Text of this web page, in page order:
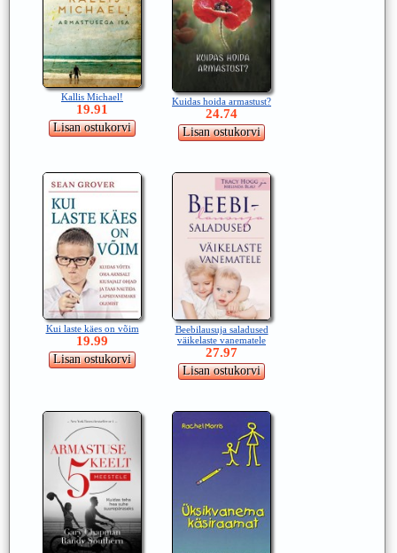
Kallis Michael!
19.91
Kuidas hoida armastust?
24.74
Kui laste käes on võim
19.99
Beebilausuja saladused
väikelaste vanematele
27.97